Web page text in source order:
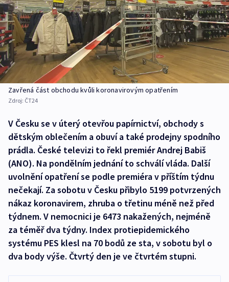
Zavřená část obchodu kvůli koronavirovým opatřením
Zdroj: ČT24
V Česku se v úterý otevřou papírnictví, obchody s
dětským oblečením a obuví a také prodejny spodního
prádla. České televizi to řekl premiér Andrej Babiš
(ANO). Na pondělním jednání to schválí vláda. Další
uvolnění opatření se podle premiéra v příštím týdnu
nečekají. Za sobotu v Česku přibylo 5199 potvrzených
nákaz koronavirem, zhruba o třetinu méně než před
týdnem. V nemocnici je 6473 nakažených, nejméně
za téměř dva týdny. Index protiepidemického
systému PES klesl na 70 bodů ze sta, v sobotu byl o
dva body výše. Čtvrtý den je ve čtvrtém stupni.